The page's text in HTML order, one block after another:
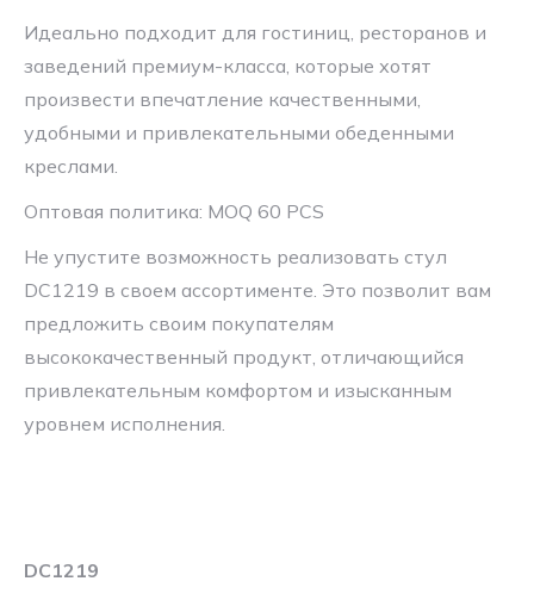
Идеально подходит для гостиниц, ресторанов и
заведений премиум-класса, которые хотят
произвести впечатление качественными,
удобными и привлекательными обеденными
креслами.
Оптовая политика: MOQ 60 PCS
Не упустите возможность реализовать стул
DC1219 в своем ассортименте. Это позволит вам
предложить своим покупателям
высококачественный продукт, отличающийся
привлекательным комфортом и изысканным
уровнем исполнения.
DC1219